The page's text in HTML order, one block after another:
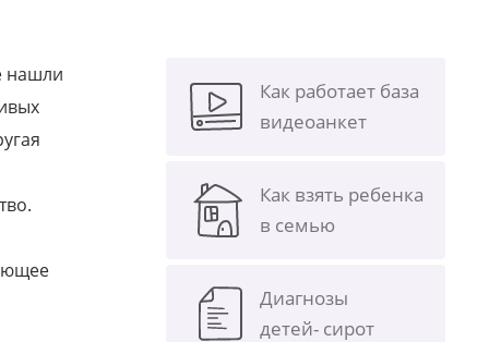
нашли
Как работает база
видеоанкет
Как взять ребенка
в семью
Диагнозы
детей- сирот